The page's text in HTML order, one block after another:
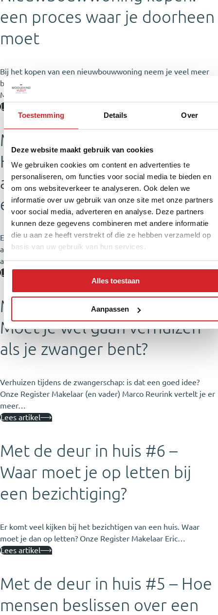
Toestemming Details Over
Deze website maakt gebruik van cookies
We gebruiken cookies om content en advertenties te
personaliseren, om functies voor social media te bieden en
om ons websiteverkeer te analyseren. Ook delen we
informatie over uw gebruik van onze site met onze partners
voor social media, adverteren en analyse. Deze partners
kunnen deze gegevens combineren met andere informatie
die u aan ze heeft verstrekt of die ze hebben verzameld op
basis van uw gebruik van hun services.
Alles toestaan
Aanpassen
een proces waar je doorheen
moet
Bij het kopen van een nieuwbouwwoning neem je veel meer
beslissingen dan bij een ‘gewoon’ huis. Welke dat zijn?
Menno…
Lees artikel
Met de deur in huis #8 –
Heeft het zin om een
appeltaart te bakken voor
een bezichtiging?
Een klassieker: komen mensen bezichtigen, dan bak je… een
appeltaart! Toch? Als het aan onze Register Makelaar en
appeltaart-fan Maarten…
Lees artikel
Met de deur in huis #7 –
Moet je wel gaan verhuizen
als je zwanger bent?
Verhuizen tijdens de zwangerschap: is dat een goed idee?
Onze Register Makelaar (en vader) Marco Reurink vertelt je er
meer…
Lees artikel
Met de deur in huis #6 –
Waar moet je op letten bij
een bezichtiging?
Er komt veel kijken bij het bezichtigen van een huis. Waar
moet je dan op letten? Onze Register Makelaar Eric…
Lees artikel
Met de deur in huis #5 – Hoe
mensen beslissen over een